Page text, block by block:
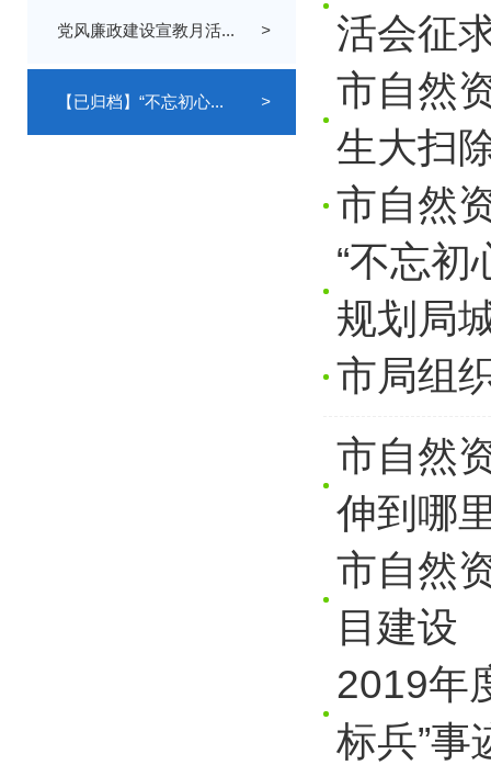
党风廉政建设宣教月活... >
【已归档】“不忘初心... >
活会征
市自然
生大扫
市自然
“不忘初
规划局
市局组
市自然
伸到哪
市自然
目建设
2019年
标兵”事